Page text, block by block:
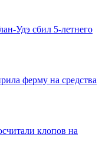
Удэ сбил 5-летнего
ферму на средства
клопов на